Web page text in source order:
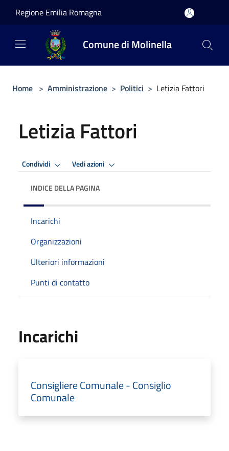
Regione Emilia Romagna
Comune di Molinella
Home > Amministrazione > Politici > Letizia Fattori
Letizia Fattori
Condividi Vedi azioni
INDICE DELLA PAGINA
Incarichi
Organizzazioni
Ulteriori informazioni
Punti di contatto
Incarichi
Consigliere Comunale - Consiglio
Comunale